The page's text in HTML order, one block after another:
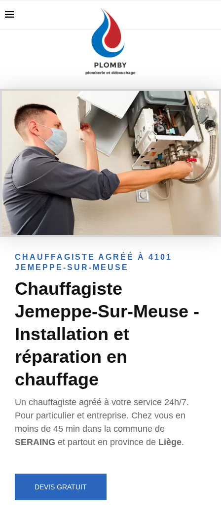
CHAUFFAGISTE AGRÉÉ À 4101
JEMEPPE-SUR-MEUSE
Chauffagiste
Jemeppe-Sur-Meuse -
Installation et
réparation en
chauffage
Un chauffagiste agréé à votre service 24h/7.
Pour particulier et entreprise. Chez vous en
moins de 45 min dans la commune de
SERAING et partout en province de Liège.
DEVIS GRATUIT